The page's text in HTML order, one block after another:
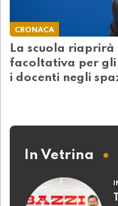
CRONACA
La scuola riaprirà
facoltativa per
i docenti negli
In Vetrina